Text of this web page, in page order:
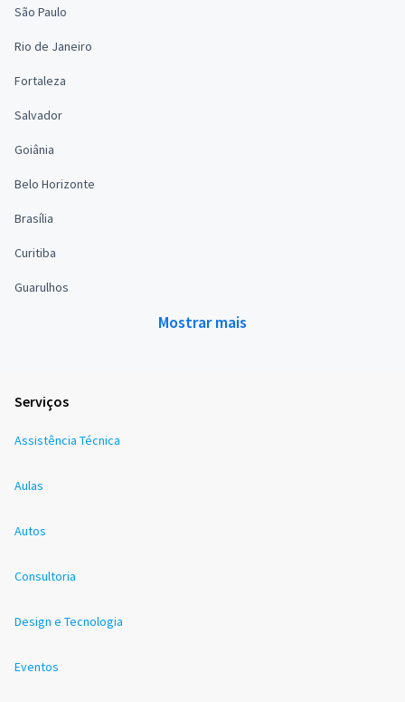
São Paulo
Rio de Janeiro
Fortaleza
Salvador
Goiânia
Belo Horizonte
Brasília
Curitiba
Guarulhos
Mostrar mais
Serviços
Assistência Técnica
Aulas
Autos
Consultoria
Design e Tecnologia
Eventos